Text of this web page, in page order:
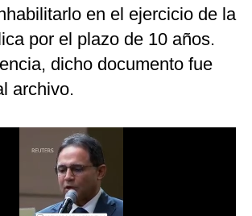
en el ejercicio de la
por el plazo de 10 años.
dicho documento fue
archivo.